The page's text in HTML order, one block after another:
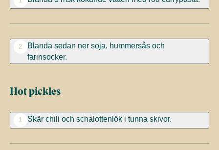
2
Blanda sedan ner soja, hummersås och
farinsocker.
Hot pickles
1 Skär chili och schalottenlök i tunna skivor.